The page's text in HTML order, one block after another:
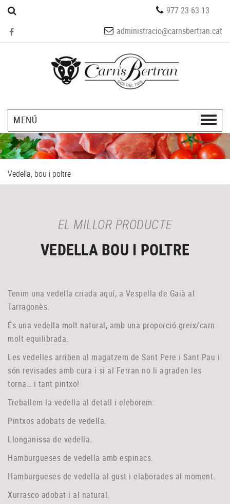
977 23 63 13
administracio@carnsbertran.cat
MENÚ
Vedella, bou i poltre
EL MILLOR PRODUCTE
VEDELLA BOU I POLTRE
Tenim una vedella criada aquí, a Vespella de Gaià al
Tarragonès.
És una vedella molt natural, amb una proporció greix/carn
molt equilibrada.
Les vedelles arriben al magatzem de Sant Pere i Sant Pau i
són revisades amb cura i si al Ferran no li agraden les
torna… i tant pintxo!
Treballem la vedella al detall i eleborem:
Pintxos adobats de vedella.
Llonganissa de vedella.
Hamburgueses de vedella amb espinacs.
Hamburgueses de vedella al gust i elaborades al moment.
Xurrasco adobat i al natural.